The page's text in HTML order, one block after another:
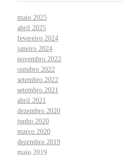
maio 2025
abril 2025
fevereiro 2024
janeiro 2024
novembro 2022
outubro 2022
setembro 2022
setembro 2021
abril 2021
dezembro 2020
junho 2020
março 2020
dezembro 2019
maio 2019